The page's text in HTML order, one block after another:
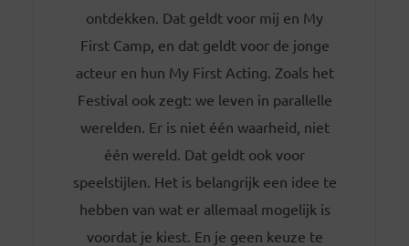
ontdekken. Dat geldt voor mij en My
First Camp, en dat geldt voor de jonge
acteur en hun My First Acting. Zoals het
Festival ook zegt: we leven in parallelle
werelden. Er is niet één waarheid, niet
één wereld. Dat geldt ook voor
speelstijlen. Het is belangrijk een idee te
hebben van wat er allemaal mogelijk is
voordat je kiest. En je geen keuze te